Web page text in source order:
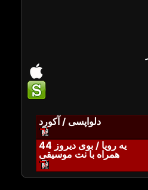
دلواپسی / آکورد
یه رویا / بوی دیروز 44
همراه با نت موسیقی